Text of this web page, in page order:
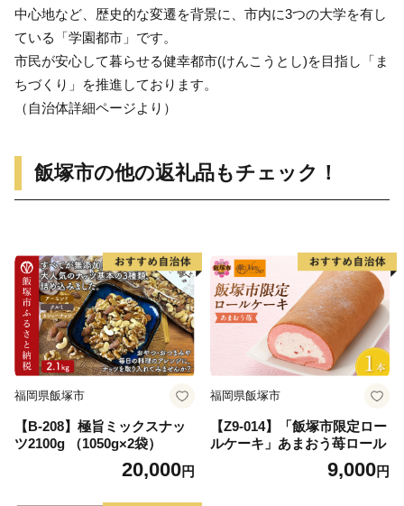
中心地など、歴史的な変遷を背景に、市内に3つの大学を有し
ている「学園都市」です。
市民が安心して暮らせる健幸都市(けんこうとし)を目指し「ま
ちづくり」を推進しております。
（自治体詳細ページより）
飯塚市の他の返礼品もチェック！
福岡県飯塚市
【B-208】極旨ミックスナッ
ツ2100g （1050g×2袋）
20,000円
福岡県飯塚市
【Z9-014】「飯塚市限定ロー
ルケーキ」あまおう苺ロール
9,000円